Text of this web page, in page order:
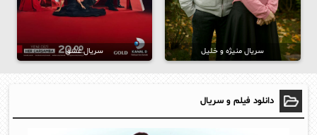
سریال منیژه و خلیل سریال عشق
دانلود فیلم و سریال